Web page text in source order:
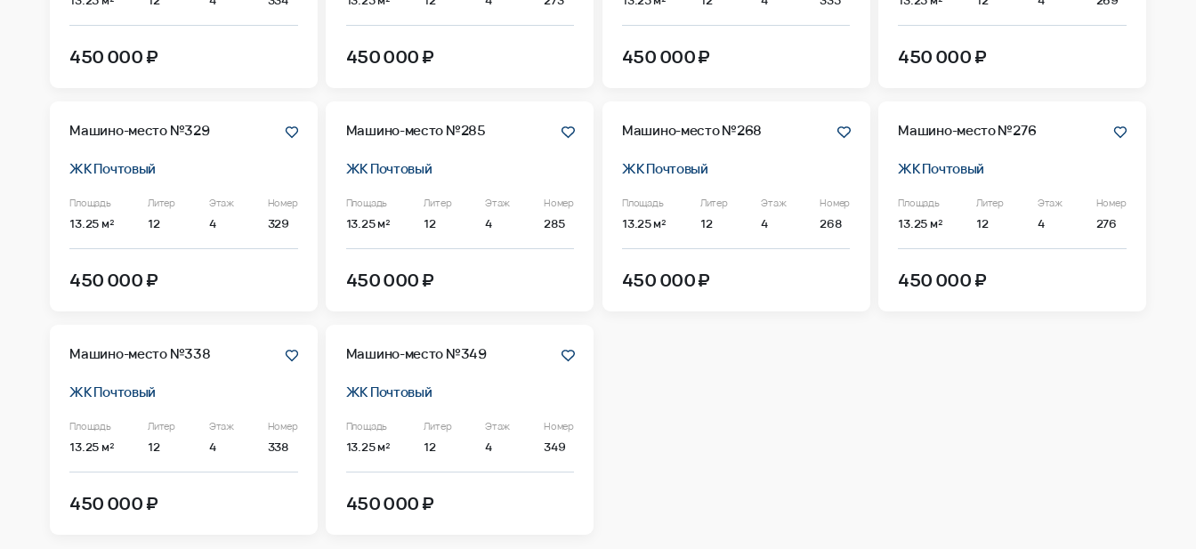
450 000 ₽ 450 000 ₽ 450 000 ₽ 450 000 ₽
Машино-место №329
ЖК Почтовый
Площадь
13.25 м²
Литер
12
Этаж
4
Номер
329
450 000 ₽
Машино-место №285
ЖК Почтовый
Площадь
13.25 м²
Литер
12
Этаж
4
Номер
285
450 000 ₽
Машино-место №268
ЖК Почтовый
Площадь
13.25 м²
Литер
12
Этаж
4
Номер
268
450 000 ₽
Машино-место №276
ЖК Почтовый
Площадь
13.25 м²
Литер
12
Этаж
4
Номер
276
450 000 ₽
Машино-место №338
ЖК Почтовый
Площадь
13.25 м²
Литер
12
Этаж
4
Номер
338
450 000 ₽
Машино-место №349
ЖК Почтовый
Площадь
13.25 м²
Литер
12
Этаж
4
Номер
349
450 000 ₽